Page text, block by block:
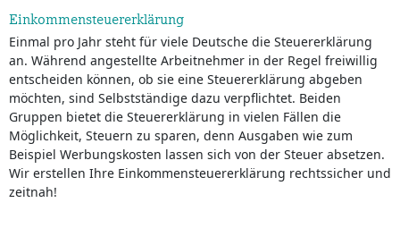
Einkommensteuererklärung
Einmal pro Jahr steht für viele Deutsche die Steuererklärung
an. Während angestellte Arbeitnehmer in der Regel freiwillig
entscheiden können, ob sie eine Steuererklärung abgeben
möchten, sind Selbstständige dazu verpflichtet. Beiden
Gruppen bietet die Steuererklärung in vielen Fällen die
Möglichkeit, Steuern zu sparen, denn Ausgaben wie zum
Beispiel Werbungskosten lassen sich von der Steuer absetzen.
Wir erstellen Ihre Einkommensteuererklärung rechtssicher und
zeitnah!